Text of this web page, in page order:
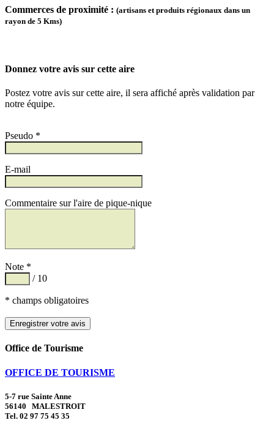
Commerces de proximité : (artisans et produits régionaux dans un
rayon de 5 Kms)
Donnez votre avis sur cette aire
Postez votre avis sur cette aire, il sera affiché après validation par
notre équipe.
Pseudo *
E-mail
Commentaire sur l'aire de pique-nique
Note *
/ 10
* champs obligatoires
Office de Tourisme
OFFICE DE TOURISME
5-7 rue Sainte Anne
56140 MALESTROIT
Tel. 02 97 75 45 35